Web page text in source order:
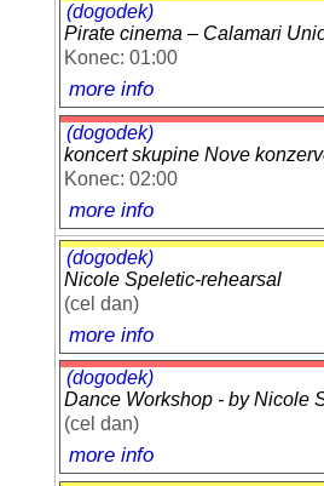
(dogodek)
Pirate cinema – Calamari
Konec: 01:00
more info
(dogodek)
koncert skupine Nove
Konec: 02:00
more info
(dogodek)
Nicole Speletic-rehearsal
(cel dan)
more info
(dogodek)
Dance Workshop - by Nicole
(cel dan)
more info